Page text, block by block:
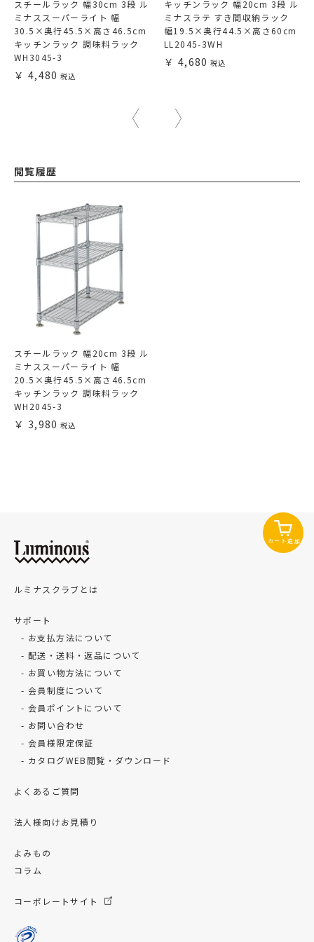
スチールラック 幅30cm 3段 ル
ミナススーパーライト 幅
30.5×奥行45.5×高さ46.5cm
キッチンラック 調味料ラック
WH3045-3
4,480
キッチンラック 幅20cm 3段 ル
ミナスラテ すき間収納ラック
幅19.5×奥行44.5×高さ60cm
LL2045-3WH
4,680
閲覧履歴
スチールラック 幅20cm 3段 ル
ミナススーパーライト 幅
20.5×奥行45.5×高さ46.5cm
キッチンラック 調味料ラック
WH2045-3
3,980
カート追加
ルミナスクラブとは
サポート
お支払方法について
配送・送料・返品について
お買い物方法について
会員制度について
会員ポイントについて
お問い合わせ
会員様限定保証
カタログWEB閲覧・ダウンロード
よくあるご質問
法人様向けお見積り
よみもの
コラム
コーポレートサイト